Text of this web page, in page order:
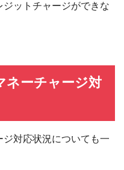
ットチャージができな
ネーチャージ対
対応状況についても一